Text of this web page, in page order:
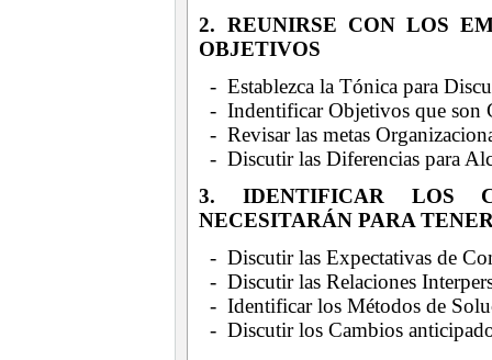
2. REUNIRSE CON LOS
OBJETIVOS
- Establezca la Tónica para
- Indentificar Objetivos que son
- Revisar las metas
- Discutir las Diferencias para
3. IDENTIFICAR LOS
NECESITARÁN PARA
- Discutir las Expectativas de
- Discutir las Relaciones
- Identificar los Métodos de
- Discutir los Cambios